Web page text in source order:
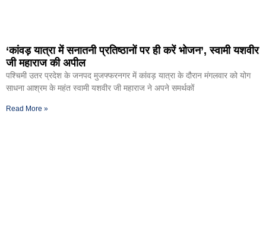
‘कांवड़ यात्रा में सनातनी प्रतिष्ठानों पर ही करें भोजन’, स्वामी यशवीर
जी महाराज की अपील
पश्चिमी उतर प्रदेश के जनपद मुजफ्फरनगर में कांवड़ यात्रा के दौरान मंगलवार को योग
साधना आश्रम के महंत स्वामी यशवीर जी महाराज ने अपने समर्थकों
Read More »